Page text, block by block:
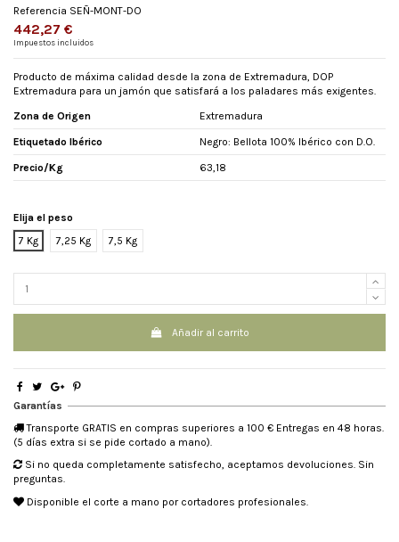
Referencia SEÑ-MONT-DO
442,27 €
Impuestos incluidos
Producto de máxima calidad desde la zona de Extremadura, DOP
Extremadura para un jamón que satisfará a los paladares más exigentes.
Zona de Origen
Extremadura
Etiquetado Ibérico Negro: Bellota 100% Ibérico con D.O.
Precio/Kg 63,18
Elija el peso
7 Kg
7,25 Kg 7,5 Kg
Añadir al carrito
Garantías
Transporte GRATIS en compras superiores a 100 € Entregas en 48 horas.
(5 días extra si se pide cortado a mano).
Si no queda completamente satisfecho, aceptamos devoluciones. Sin
preguntas.
Disponible el corte a mano por cortadores profesionales.